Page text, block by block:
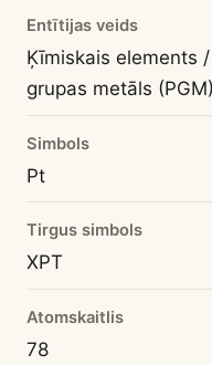
Entītijas veids
Ķīmiskais elements
grupas metāls (PGM)
Simbols
Pt
Tirgus simbols
XPT
Atomskaitlis
78